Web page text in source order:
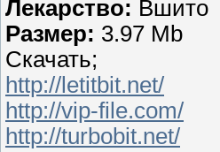
Лекарство: Вшито
Размер: 3.97 Mb
Скачать;
http://letitbit.net/
http://vip-file.com/
http://turbobit.net/